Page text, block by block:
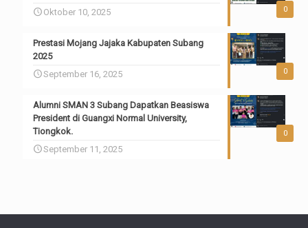
0
Oktober 10, 2025
0
Prestasi Mojang Jajaka Kabupaten Subang
2025
September 16, 2025
0
Alumni SMAN 3 Subang Dapatkan Beasiswa
President di Guangxi Normal University,
Tiongkok.
September 11, 2025